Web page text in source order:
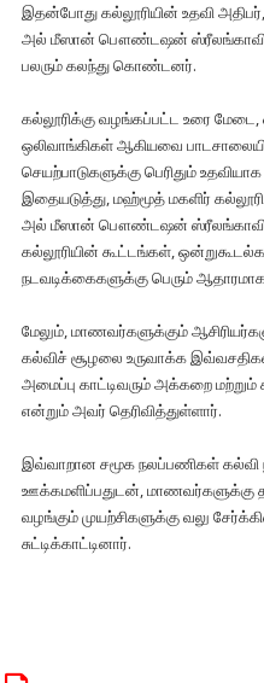
இதன்போது கல்லூரியின் உதவி அதிபர்,
அல் மீஸான் பௌண்டஷன் ஸ்ரீலங்காவின்
பலரும் கலந்து கொண்டனர்.
கல்லூரிக்கு வழங்கப்பட்ட உரை மேடை,
ஒலிவாங்கிகள் ஆகியவை
செயற்பாடுகளுக்கு பெரிதும்
இதையடுத்து, மஹ்மூத் மகளிர்
அல் மீஸான் பௌண்டஷன் ஸ்ரீலங்காவின்
கல்லூரியின் கூட்டங்கள்,
நடவடிக்கைகளுக்கு பெரும்
மேலும், மாணவர்களுக்கும்
கல்விச் சூழலை உருவாக்க
அமைப்பு காட்டிவரும் அக்கறை மற்றும்
என்றும் அவர் தெரிவித்துள்ளார்.
இவ்வாறான சமூக நலப்பணிகள் கல்வி
ஊக்கமளிப்பதுடன், மாணவர்களுக்கு
வழங்கும் முயற்சிகளுக்கு வலு
சுட்டிக்காட்டினார்.